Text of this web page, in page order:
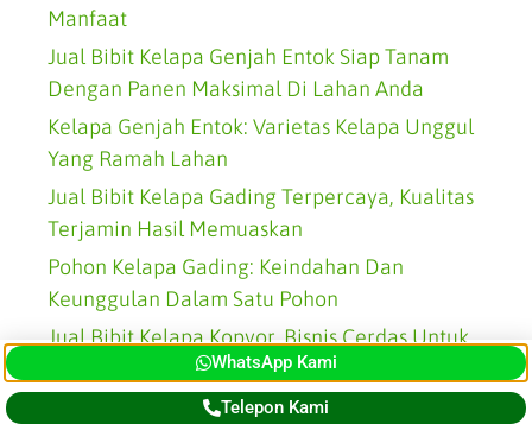
Manfaat
Jual Bibit Kelapa Genjah Entok Siap Tanam
Dengan Panen Maksimal Di Lahan Anda
Kelapa Genjah Entok: Varietas Kelapa Unggul
Yang Ramah Lahan
Jual Bibit Kelapa Gading Terpercaya, Kualitas
Terjamin Hasil Memuaskan
Pohon Kelapa Gading: Keindahan Dan
Keunggulan Dalam Satu Pohon
Jual Bibit Kelapa Kopyor, Bisnis Cerdas Untuk
Hasil Melimpah!
Pohon Kelapa Kopyor: Si Primadona Dengan
WhatsApp Kami
Telepon Kami